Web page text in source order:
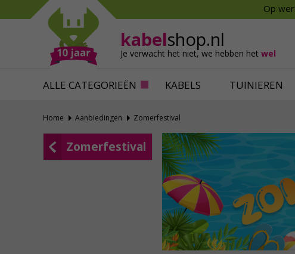
Op
kabelshop.nl
Je verwacht het niet, we hebben het wel
ALLE CATEGORIEËN KABELS TUINIEREN
Mollen verjagen
Slakken bestrijden
Katten verjagen
Alles tegen ongedierte
Verfbenodigdheden
Behangbenodigdheden
Ventilatie
Home Aanbiedingen Zomerfestival
Zomerfestival